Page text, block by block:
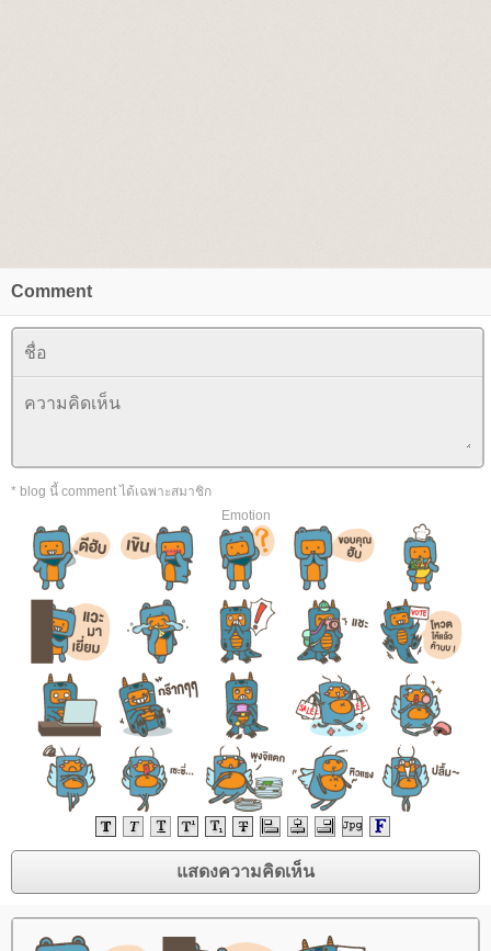
Comment
* blog นี้ comment ได้เฉพาะสมาชิก
Emotion